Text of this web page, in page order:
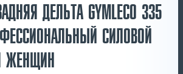
ДЕЛЬТА GYMLECO 335
СИЛОВОЙ
ЖЕНЩИН